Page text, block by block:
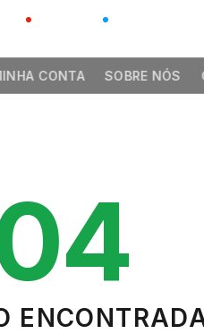
CHINA
CONTA SOBRE NÓS